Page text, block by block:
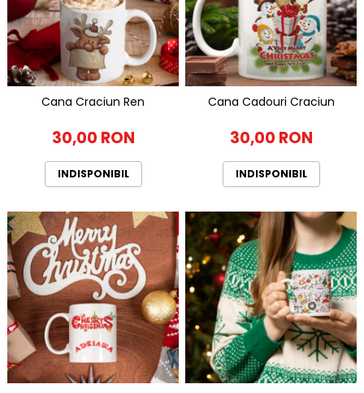
Cana Craciun Ren
30,00 RON
INDISPONIBIL
Cana Cadouri Craciun
30,00 RON
INDISPONIBIL